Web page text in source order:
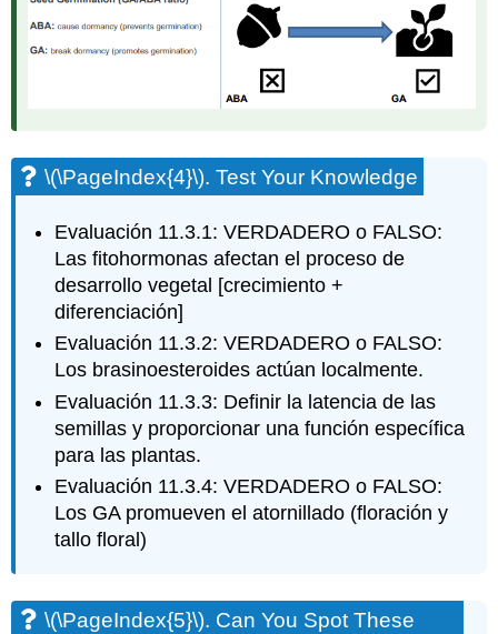
\(\PageIndex{4}\). Test Your Knowledge
Evaluación 11.3.1: VERDADERO o FALSO:
Las fitohormonas afectan el proceso de
desarrollo vegetal [crecimiento +
diferenciación]
Evaluación 11.3.2: VERDADERO o FALSO:
Los brasinoesteroides actúan localmente.
Evaluación 11.3.3: Definir la latencia de las
semillas y proporcionar una función específica
para las plantas.
Evaluación 11.3.4: VERDADERO o FALSO:
Los GA promueven el atornillado (floración y
tallo floral)
\(\PageIndex{5}\). Can You Spot These